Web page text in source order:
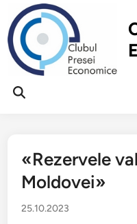
Перейти
содержимому
Открыть
«Rezervele
Moldovei»
25.10.2023